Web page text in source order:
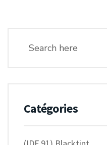
Catégories